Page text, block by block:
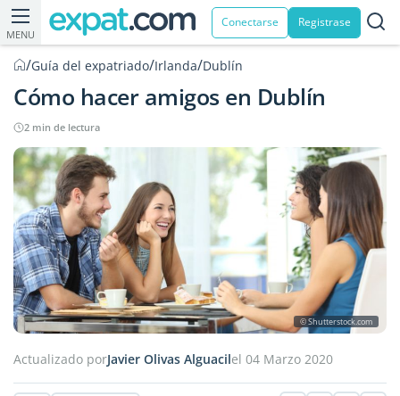
MENU
Conectarse Registrase
/Guía del expatriado/Irlanda/Dublín
Cómo hacer amigos en Dublín
2 min de lectura
© Shutterstock.com
Actualizado porJavier Olivas Alguacilel 04 Marzo 2020